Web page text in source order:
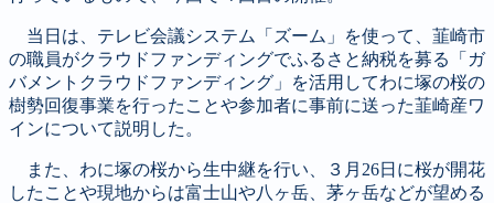
当日は、テレビ会議システム「ズーム」を使って、韮崎市
の職員がクラウドファンディングでふるさと納税を募る「ガ
バメントクラウドファンディング」を活用してわに塚の桜の
樹勢回復事業を行ったことや参加者に事前に送った韮崎産ワ
インについて説明した。
また、わに塚の桜から生中継を行い、３月26日に桜が開花
したことや現地からは富士山や八ヶ岳、茅ヶ岳などが望める